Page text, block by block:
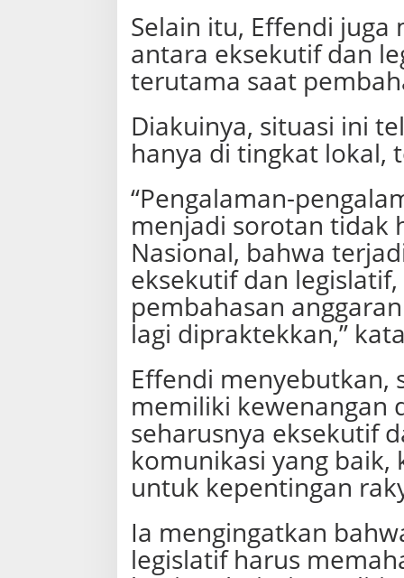
a
w
a
Selain itu, Effendi
antara eksekutif dan
terutama saat
Diakuinya, situasi ini
hanya di tingkat lokal,
“Pengalaman-
menjadi sorotan tidak
Nasional, bahwa
eksekutif dan
pembahasan
lagi dipraktekkan,”
Effendi menyebutkan,
memiliki kewenangan
seharusnya eksekutif
komunikasi yang
untuk kepentingan
Ia mengingatkan
legislatif harus